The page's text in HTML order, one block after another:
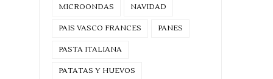
MICROONDAS NAVIDAD
PAIS VASCO FRANCES PANES
PASTA ITALIANA
PATATAS Y HUEVOS